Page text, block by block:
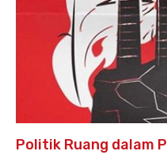
Politik Ruang dalam